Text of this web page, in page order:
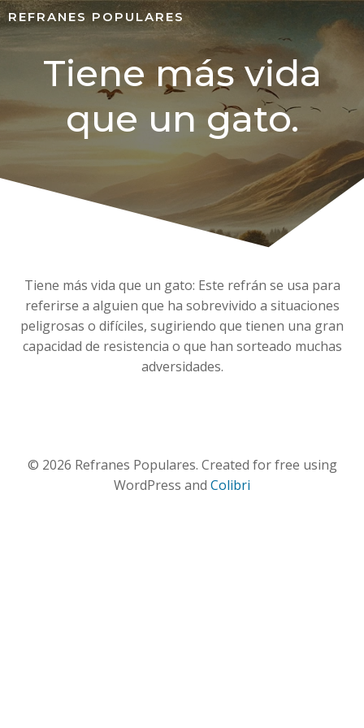
REFRANES POPULARES
Tiene más vida
que un gato.
Tiene más vida que un gato: Este refrán se usa para
referirse a alguien que ha sobrevivido a situaciones
peligrosas o difíciles, sugiriendo que tienen una gran
capacidad de resistencia o que han sorteado muchas
adversidades.
© 2026 Refranes Populares. Created for free using
WordPress and Colibri